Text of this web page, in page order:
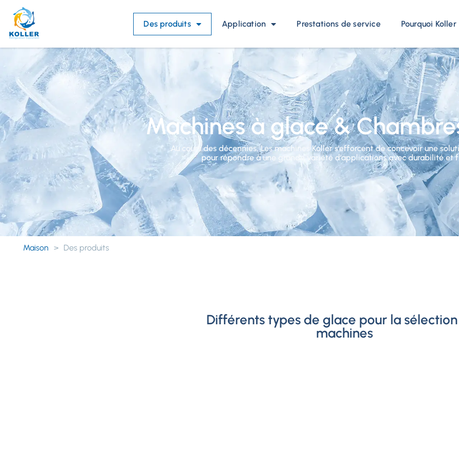
Des produits Application Prestations de service Pourquoi Koller
Machines à glace &
Au cours des décennies, Les machines Koller s'efforcent de concevoir une
pour répondre à une grande variété d'applications avec durabilité et
Maison > Des produits
Différents types de glace pour la
machines